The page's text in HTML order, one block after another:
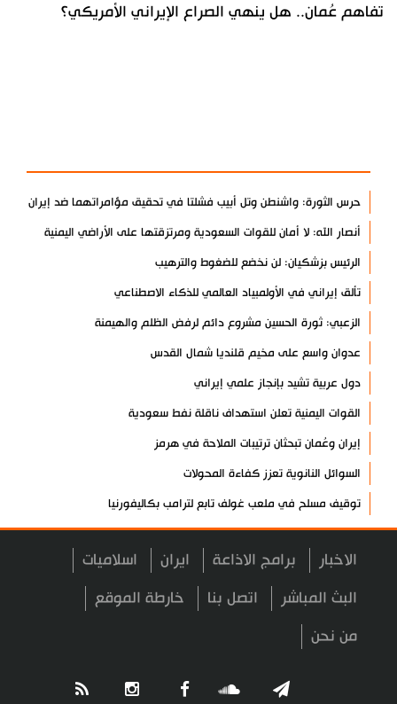
تفاهم عُمان.. هل ينهي الصراع الإيراني الأمريكي؟
حرس الثورة: واشنطن وتل أبيب فشلتا في تحقيق مؤامراتهما ضد إيران
أنصار الله: لا أمان للقوات السعودية ومرتزقتها على الأراضي اليمنية
الرئيس بزشكيان: لن نخضع للضغوط والترهيب
تألق إيراني في الأولمبياد العالمي للذكاء الاصطناعي
الزعبي: ثورة الحسين مشروع دائم لرفض الظلم والهيمنة
عدوان واسع على مخيم قلنديا شمال القدس
دول عربية تشيد بإنجاز علمي إيراني
القوات اليمنية تعلن استهداف ناقلة نفط سعودية
إيران وعُمان تبحثان ترتيبات الملاحة في هرمز
السوائل النانوية تعزز كفاءة المحولات
توقيف مسلح في ملعب غولف تابع لترامب بكاليفورنيا
البرازيل تخفّض علاقاتها مع الأرجنتين وتندد بتصعيد أميركي
علي السيد: صمت الحكومة يضعف موقف لبنان
انخفاض حاد في مخزون الصواريخ الأمريكية
العراق يعلن نجاح خطة زيارة الأربعين
رضائي: إيران جاهزة للدفاع عن سيادتها
رئيس بلدية طهران يلتقي مع متولي العتبة الحسينية ومحافظ كربلاء
الاخبار برامج الاذاعة ايران اسلاميات
البث المباشر اتصل بنا خارطة الموقع
من نحن